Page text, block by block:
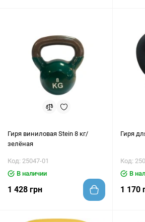
Гиря виниловая Stein 8 кг/
зелёная
Код: 25047-01
В наличии
1 428 грн
Гиря
Код:
В
1 170